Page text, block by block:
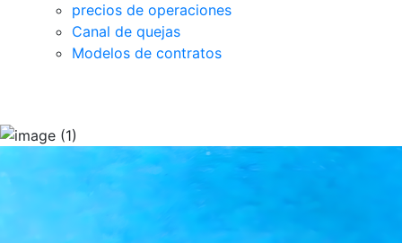
precios de operaciones
Canal de quejas
Modelos de contratos